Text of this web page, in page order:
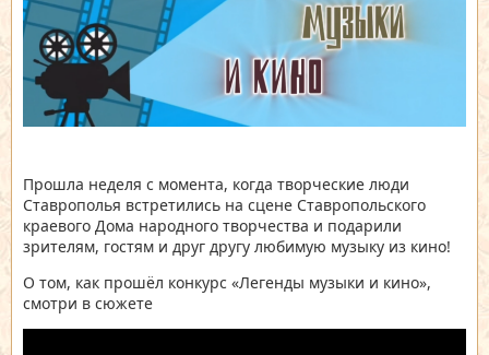
Прошла неделя с момента, когда творческие люди
Ставрополья встретились на сцене Ставропольского
краевого Дома народного творчества и подарили
зрителям, гостям и друг другу любимую музыку из кино!
О том, как прошёл конкурс «Легенды музыки и кино»,
смотри в сюжете